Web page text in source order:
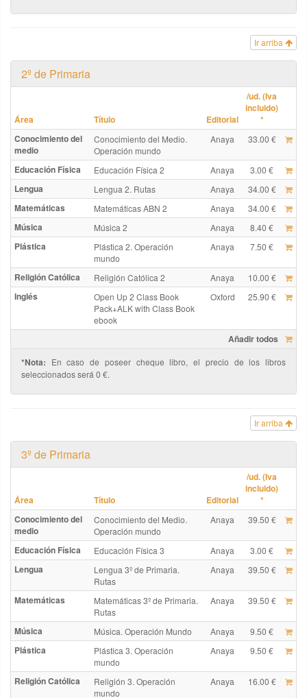
Ir arriba
2º de Primaria
Área Título Editorial
/ud. (Iva
incluido)
*
Conocimiento del
medio
Conocimiento del Medio.
Operación mundo
Anaya 33.00 €
Educación Física Educación Física 2 Anaya 3.00 €
Lengua Lengua 2. Rutas Anaya 34.00 €
Matemáticas Matemáticas ABN 2 Anaya 34.00 €
Música Música 2 Anaya 8.40 €
Plástica
Plástica 2. Operación
mundo
Anaya 7.50 €
Religión Católica Religión Católica 2 Anaya 10.00 €
Inglés
Open Up 2 Class Book
Pack+ALK with Class Book
ebook
Oxford 25.90 €
Añadir todos
*Nota: En caso de poseer cheque libro, el precio de los libros
seleccionados será 0 €.
Ir arriba
3º de Primaria
Área Título Editorial
/ud. (Iva
incluido)
*
Conocimiento del
medio
Conocimiento del Medio.
Operación mundo
Anaya 39.50 €
Educación Física Educación Física 3 Anaya 3.00 €
Lengua
Lengua 3º de Primaria.
Rutas
Anaya 39.50 €
Matemáticas
Matemáticas 3º de Primaria.
Rutas
Anaya 39.50 €
Música Música. Operación Mundo Anaya 9.50 €
Plástica
Plástica 3. Operación
mundo
Anaya 9.50 €
Religión Católica
Religión 3. Operación
mundo
Anaya 16.00 €